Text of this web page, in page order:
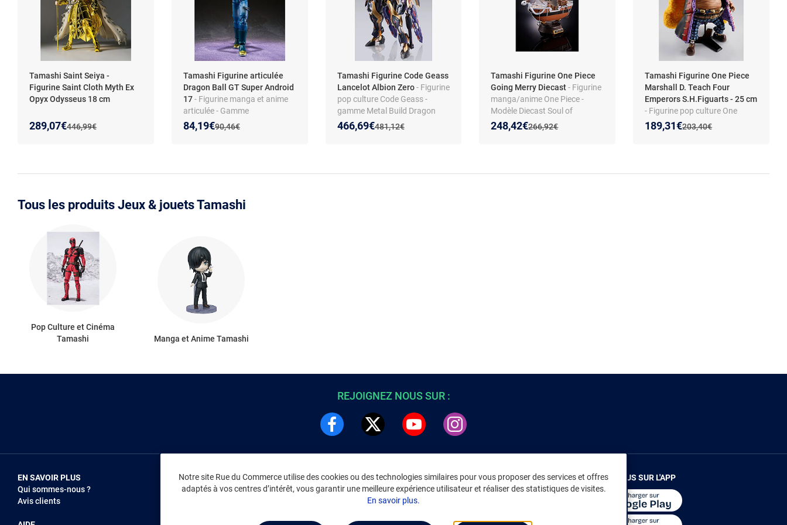
Tamashi Saint Seiya -
Figurine Saint Cloth Myth Ex
Opyx Odysseus 18 cm
Ancien prix :
446,99€
Nouveau prix :
289,07€
Réduction de :
Tamashi Figurine articulée
Dragon Ball GT Super Android
17- Figurine manga et anime
articulée - Gamme
S.H.Figuarts - Accessoires
interchangeables - Finition
Ancien prix :
90,46€
Nouveau prix :
84,19€
Réduction de :
Tamashi Figurine Code Geass
Lancelot Albion Zero- Figurine
pop culture Code Geass -
gamme Metal Build Dragon
Scale - modèle Lancelot Albion
Ancien prix :
481,12€
Nouveau prix :
466,69€
Réduction de :
Tamashi Figurine One Piece
Going Merry Diecast- Figurine
manga/anime One Piece -
Modèle Diecast Soul of
Chogokin - Édition 25e
anniversaire - Structure métal -
Ancien prix :
266,92€
Nouveau prix :
248,42€
Réduction de :
Tamashi Figurine One Piece
Marshall D. Teach Four
Emperors S.H.Figuarts - 25 cm
- Figurine pop culture One
Piece - Marshall D. Teach - série
S.H.Figuarts - dès 3 ans
Ancien prix :
203,40€
Nouveau prix :
189,31€
Réduction de :
Tous les produits Jeux & jouets Tamashi
Pop Culture et Cinéma
Tamashi
Manga et Anime Tamashi
REJOIGNEZ NOUS SUR :
EN SAVOIR PLUS
Qui sommes-nous ?
Avis clients
NOUS REJOINDRE
Vendez sur RDC
INFORMATIONS LÉGALES
Environnement
CGV/CGU Marketplace
RENDEZ-VOUS SUR L'APP
Notre site Rue du Commerce utilise des cookies ou des technologies similaires pour vous proposer des services et offres
adaptés à vos centres d’intérêt, vous garantir une meilleure expérience utilisateur et réaliser des statistiques de visites.
En savoir plus.